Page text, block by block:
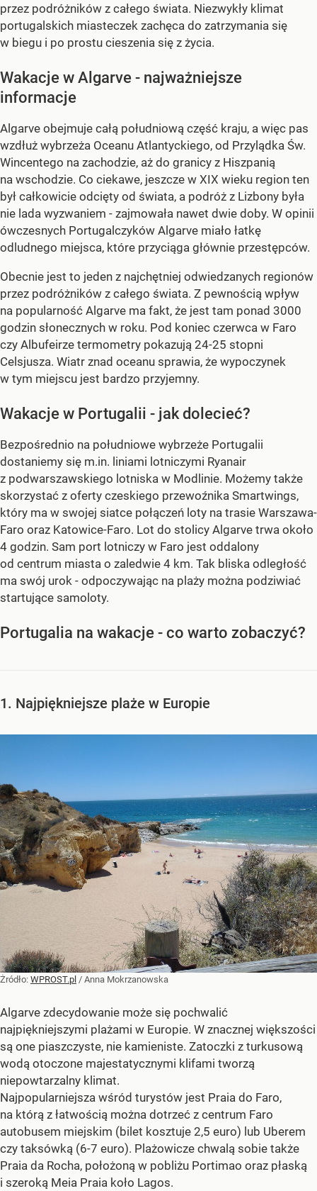
przez podróżników z całego świata. Niezwykły klimat
portugalskich miasteczek zachęca do zatrzymania się
w biegu i po prostu cieszenia się z życia.
Wakacje w Algarve - najważniejsze
informacje
Algarve obejmuje całą południową część kraju, a więc pas
wzdłuż wybrzeża Oceanu Atlantyckiego, od Przylądka Św.
Wincentego na zachodzie, aż do granicy z Hiszpanią
na wschodzie. Co ciekawe, jeszcze w XIX wieku region ten
był całkowicie odcięty od świata, a podróż z Lizbony była
nie lada wyzwaniem - zajmowała nawet dwie doby. W opinii
ówczesnych Portugalczyków Algarve miało łatkę
odludnego miejsca, które przyciąga głównie przestępców.
Obecnie jest to jeden z najchętniej odwiedzanych regionów
przez podróżników z całego świata. Z pewnością wpływ
na popularność Algarve ma fakt, że jest tam ponad 3000
godzin słonecznych w roku. Pod koniec czerwca w Faro
czy Albufeirze termometry pokazują 24-25 stopni
Celsjusza. Wiatr znad oceanu sprawia, że wypoczynek
w tym miejscu jest bardzo przyjemny.
Wakacje w Portugalii - jak dolecieć?
Bezpośrednio na południowe wybrzeże Portugalii
dostaniemy się m.in. liniami lotniczymi Ryanair
z podwarszawskiego lotniska w Modlinie. Możemy także
skorzystać z oferty czeskiego przewoźnika Smartwings,
który ma w swojej siatce połączeń loty na trasie Warszawa-
Faro oraz Katowice-Faro. Lot do stolicy Algarve trwa około
4 godzin. Sam port lotniczy w Faro jest oddalony
od centrum miasta o zaledwie 4 km. Tak bliska odległość
ma swój urok - odpoczywając na plaży można podziwiać
startujące samoloty.
Portugalia na wakacje - co warto zobaczyć?
1. Najpiękniejsze plaże w Europie
Żródło: WPROST.pl / Anna Mokrzanowska
Algarve zdecydowanie może się pochwalić
najpiękniejszymi plażami w Europie. W znacznej większości
są one piaszczyste, nie kamieniste. Zatoczki z turkusową
wodą otoczone majestatycznymi klifami tworzą
niepowtarzalny klimat.
Najpopularniejsza wśród turystów jest Praia do Faro,
na którą z łatwością można dotrzeć z centrum Faro
autobusem miejskim (bilet kosztuje 2,5 euro) lub Uberem
czy taksówką (6-7 euro). Plażowicze chwalą sobie także
Praia da Rocha, położoną w pobliżu Portimao oraz płaską
i szeroką Meia Praia koło Lagos.